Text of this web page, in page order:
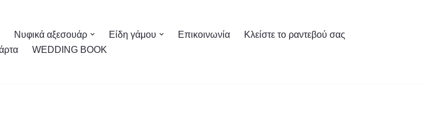
Νυφικά αξεσουάρ Είδη γάμου Επικοινωνία
Κλείστε το ραντεβού σας
WEDDING BOOK